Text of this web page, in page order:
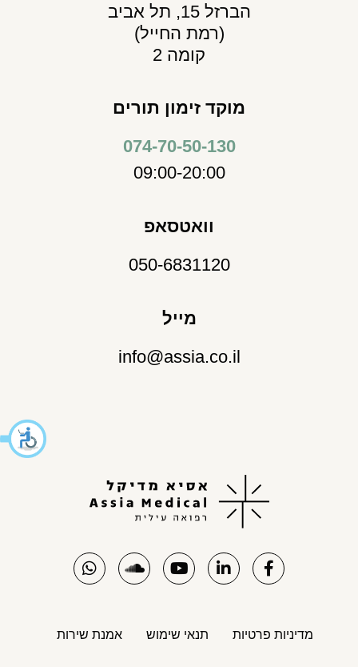
הברזל 15, תל אביב
(רמת החייל)
קומה 2
מוקד זימון תורים
074-70-50-130
09:00-20:00
וואטסאפ
050-6831120
מייל
info@assia.co.il
מדיניות פרטיות תנאי שימוש אמנת שירות